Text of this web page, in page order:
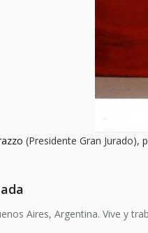
(Presidente Gran Jurado),
Aires, Argentina. Vive y